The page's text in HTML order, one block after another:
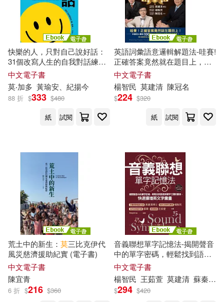
原著 斯瓦蒂·森古普塔(Swati Sengu
pta)繪者 里沙夫·莫翰蒂(Rishav Mo
hanty)重編 好書多教育科技有限公
司(1)
原野(1) 古格里‧祖克曼(1)
史黛西．羅賓遜(1)
吳毓嫻(1)
周芬伶(1)
唐小兵(1) 喬尼‧湯姆森(1)
喬爾達．莫蘭西(1) 喵喵(1)
嚴淑女(1) 埃琳娜．莫蘭多(1)
圓方出版社(1) 堡壘文化(1)
墨刻(1) 大呂文化(1)
大寫出版(1) 大牌出版(1)
大石國際文化(1) 大碩教育(1)
奧林(1)
子席國際(1)
宣道傳意及出版事工有限公司(1)
小宇宙文化(1) 小牛頓(1)
山東友誼出版社(1)
快樂的人，只對自己說好話：
31個改寫人生的自我對話練
習，用科學方法戰勝焦慮、依
戀與逃避心態，創造真正長久
的幸福感 (電子書)
中文電子書
莫‧加多 黃瑜安、紀揚今
88 折 $333 $480
紙
試閱
英語詞彙語意邏輯解題法-哇賽!
正確答案竟然就在題目上，教
你精準找出關鍵字，答題又快
又正確! (電子書)
中文電子書
楊智民 莫建清 陳冠名
$224 $320
紙
試閱
荒土中的新生： 莫三比克伊代
風災慈濟援助紀實 (電子書)
中文電子書
陳宜青
6 折 $216 $360
音義聯想單字記憶法-揭開聲音
中的單字密碼，輕鬆找到語音
與單字之間的關係，快速擴增
英文字彙量 (電子書)
中文電子書
楊智民 王茹萱 莫建清 蘇秦
$294 $420